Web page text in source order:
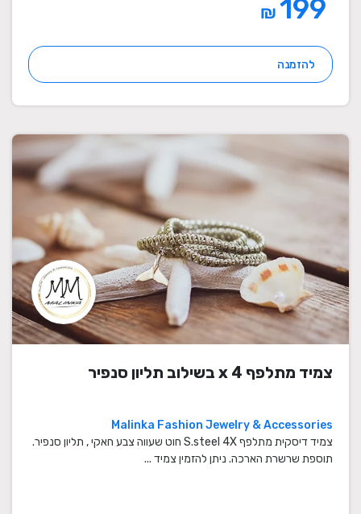
₪
להזמנה
צמיד מתלפף x 4 בשילוב תליון סנפיר
Malinka Fashion Jewelry & Accessories
צמיד דיסקית מתלפף S.steel 4X חוט שעווה צבע חאקי , תליון סנפיר.
תוספת שרשרת הארכה. ניתן להזמין צמיד ...